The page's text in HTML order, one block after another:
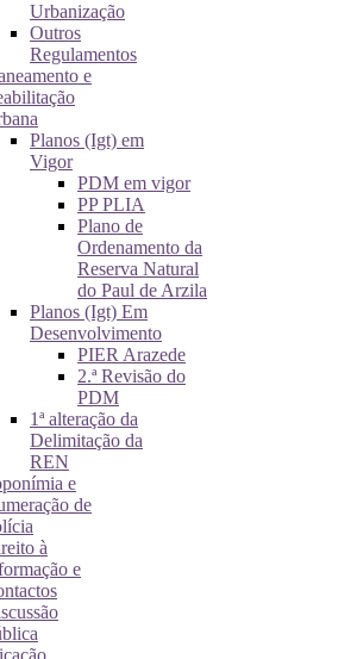
Urbanização
Outros
Regulamentos
e
Planos (Igt) em
Vigor
PDM em vigor
PP PLIA
Plano de
Ordenamento da
Reserva Natural
do Paul de Arzila
Planos (Igt) Em
Desenvolvimento
PIER Arazede
2.ª Revisão do
PDM
1ª alteração da
Delimitação da
REN
e
de
à
e